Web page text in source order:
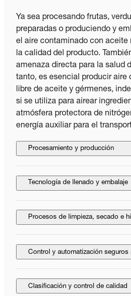
Ya sea procesando frutas,
preparadas o produciendo y
el aire contaminado con aceite
la calidad del producto.
amenaza directa para la salud
tanto, es esencial producir aire
libre de aceite y gérmenes,
si se utiliza para airear
atmósfera protectora de
energía auxiliar para el
Procesamiento y producción
Tecnología de llenado y embalaje
Procesos de limpieza, secado e
Control y automatización seguros
Clasificación y control de calidad